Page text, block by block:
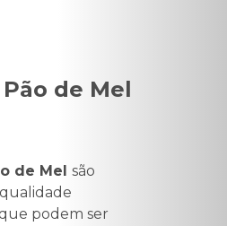
de Mel
de Mel são
podem ser